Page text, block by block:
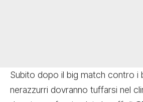
Subito dopo il big match contro i
nerazzurri dovranno tuffarsi nel